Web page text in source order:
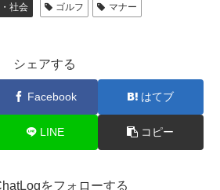
社会 ゴルフ
マナー
シェアする
Facebook はてブ
LINE コピー
をフォローする